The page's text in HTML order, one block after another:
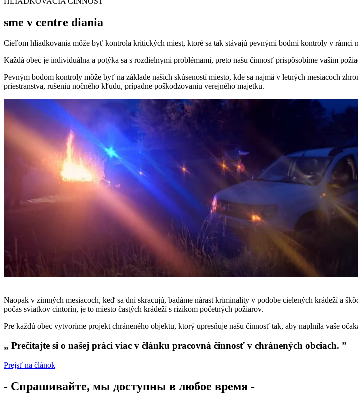
sme v centre diania
Cieľom hliadkovania môže byť kontrola kritických miest, ktoré sa tak stávajú pevnými bodmi kontroly v rámci
Každá obec je individuálna a potýka sa s rozdielnymi problémami, preto našu činnosť prispôsobíme vašim
Pevným bodom kontroly môže byť na základe našich skúseností miesto, kde sa najmä v letných mesiacoch
priestranstva, rušeniu nočného kľudu, prípadne poškodzovaniu verejného majetku.
Naopak v zimných mesiacoch, keď sa dni skracujú, badáme nárast kriminality v podobe cielených krádeží a
počas sviatkov cintorín, je to miesto častých krádeží s rizikom početných požiarov.
Pre každú obec vytvoríme projekt chráneného objektu, ktorý upresňuje našu činnosť tak, aby naplnila vaše
„ Prečítajte si o našej práci viac v článku pracovná činnosť v chránených obciach. ”
Prejsť na článok
- Спрашивайте, мы доступны в любое время -